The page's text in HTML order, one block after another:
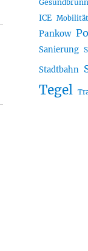
ICE Mobilität
Pankow
Sanierung
Stadtbahn
Tegel